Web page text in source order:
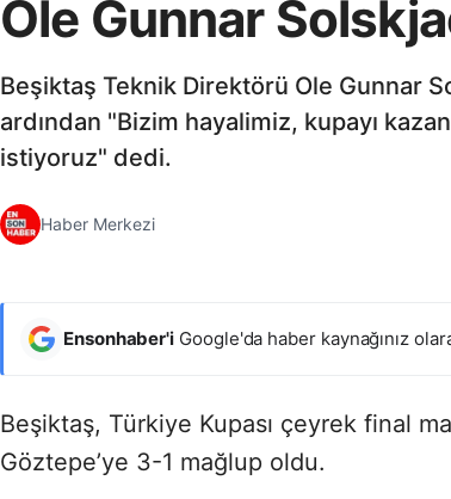
Ole Gunnar
Beşiktaş Teknik Direktörü Ole Gunnar
ardından "Bizim hayalimiz, kupayı
istiyoruz" dedi.
Haber Merkezi
Ensonhaber'i Google'da haber kaynağınız
Beşiktaş, Türkiye Kupası çeyrek final
Göztepe’ye 3-1 mağlup oldu.